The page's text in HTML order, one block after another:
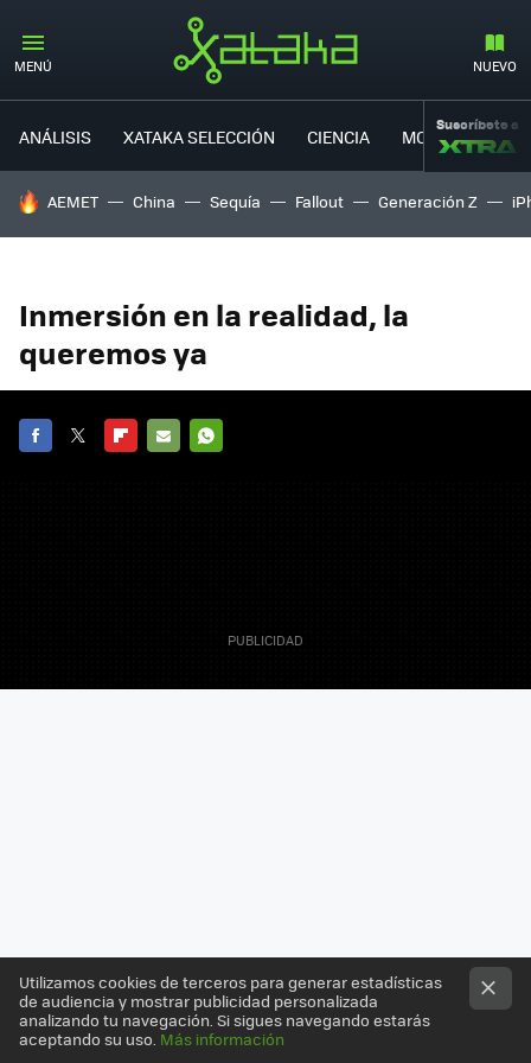
MENÚ NUEVO
ANÁLISIS XATAKA SELECCIÓN CIENCIA MOVILIDAD
Suscríbete a
HOY SE HABLA DE
AEMET China Sequía Fallout Generación Z
Inmersión en la realidad, la
queremos ya
Editor - Tech
Utilizamos cookies de terceros para generar estadísticas
de audiencia y mostrar publicidad personalizada
analizando tu navegación. Si sigues navegando estarás
aceptando su uso. Más información